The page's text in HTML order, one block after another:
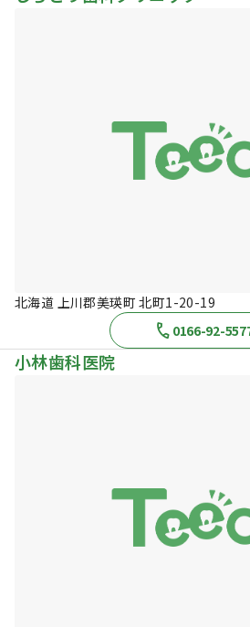
北海道 上川郡美瑛町 北町1-20-19
0166-92-
小林歯科医院